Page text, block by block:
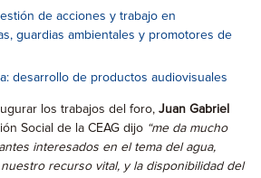
de acciones y trabajo en
guardias ambientales y promotores de
desarrollo de productos audiovisuales
los trabajos del foro,Juan Gabriel
Social de la CEAG dijo “me da mucho
interesados en el tema del agua,
recurso vital, y la disponibilidad del